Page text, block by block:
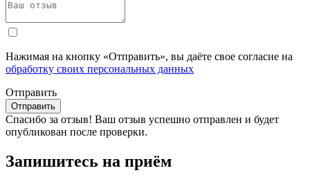
Нажимая на кнопку «Отправить», вы даёте свое согласие на
обработку своих персональных данных
Отправить
Спасибо за отзыв! Ваш отзыв успешно отправлен и будет
опубликован после проверки.
Запишитесь на приём